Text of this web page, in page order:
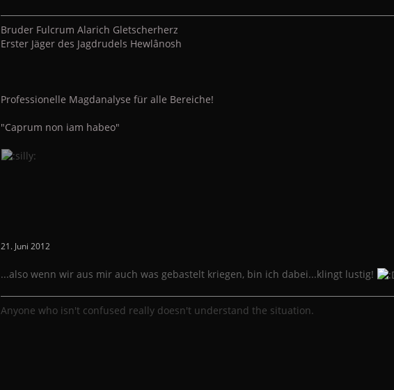
Bruder Fulcrum Alarich Gletscherherz
Erster Jäger des Jagdrudels Hewlânosh
Professionelle Magdanalyse für alle Bereiche!
"Caprum non iam habeo"
21. Juni 2012
...also wenn wir aus mir auch was gebastelt kriegen, bin ich dabei...klingt lustig!
Anyone who isn't confused really doesn't understand the situation.